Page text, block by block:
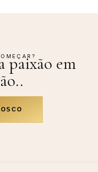
paixão em
.